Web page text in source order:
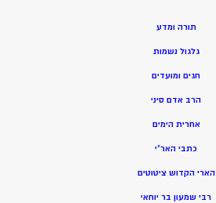
תורה ומדע
גלגול נשמות
חגים ומועדים
הרב אדם סיני
אחרית הימים
כתבי האר”י
הארי הקדוש ציטוטים
רבי שמעון בר יוחאי